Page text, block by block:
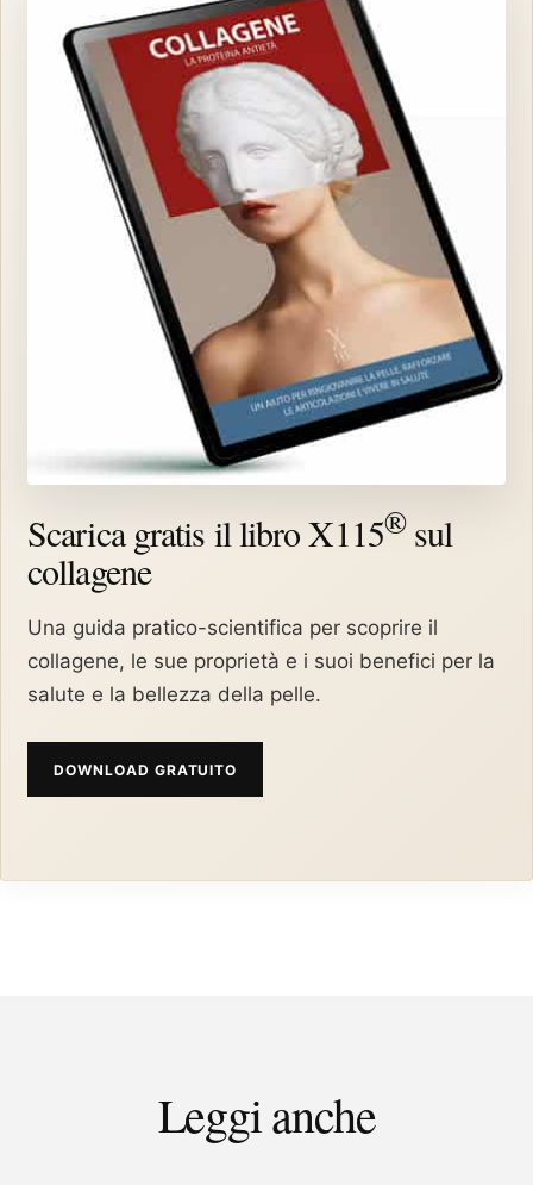
Scarica gratis il libro X115®sul
collagene
Una guida pratico-scientifica per scoprire il
collagene, le sue proprietà e i suoi benefici per la
salute e la bellezza della pelle.
DOWNLOAD GRATUITO
Leggi anche